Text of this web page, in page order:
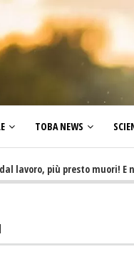
TOBA NEWS
più presto muori! E non ti